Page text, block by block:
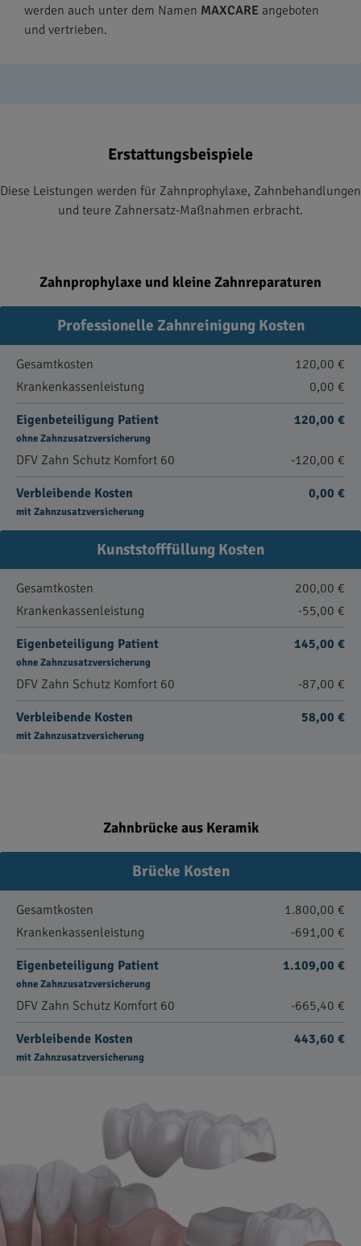
werden auch unter dem Namen MAXCARE angeboten
und vertrieben.
Erstattungsbeispiele
Diese Leistungen werden für Zahnprophylaxe, Zahnbehandlungen
und teure Zahnersatz-Maßnahmen erbracht.
Zahnprophylaxe und kleine Zahnreparaturen
Professionelle Zahnreinigung Kosten
Gesamtkosten
120,00 €
Krankenkassenleistung
0,00 €
Eigenbeteiligung Patient
ohne Zahnzusatzversicherung
120,00 €
DFV Zahn Schutz Komfort 60 -120,00 €
Verbleibende Kosten
mit Zahnzusatzversicherung
0,00 €
Kunststofffüllung Kosten
Gesamtkosten
200,00 €
Krankenkassenleistung
-55,00 €
Eigenbeteiligung Patient
ohne Zahnzusatzversicherung
145,00 €
DFV Zahn Schutz Komfort 60 -87,00 €
Verbleibende Kosten
mit Zahnzusatzversicherung
58,00 €
Zahnbrücke aus Keramik
Brücke Kosten
Gesamtkosten
1.800,00 €
Krankenkassenleistung
-691,00 €
Eigenbeteiligung Patient
ohne Zahnzusatzversicherung
1.109,00 €
DFV Zahn Schutz Komfort 60 -665,40 €
Verbleibende Kosten
mit Zahnzusatzversicherung
443,60 €